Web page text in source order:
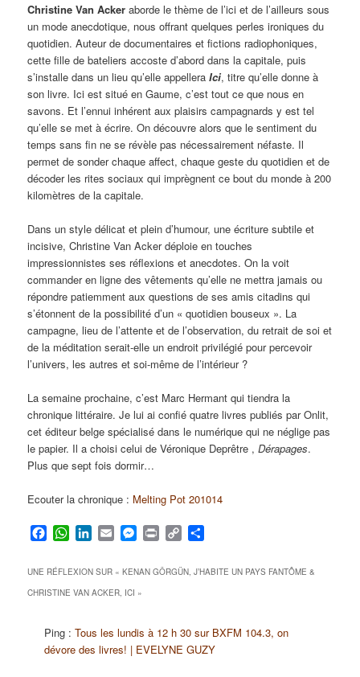
Christine Van Acker aborde le thème de l’ici et de l’ailleurs sous
un mode anecdotique, nous offrant quelques perles ironiques du
quotidien. Auteur de documentaires et fictions radiophoniques,
cette fille de bateliers accoste d’abord dans la capitale, puis
s’installe dans un lieu qu’elle appelleraIci, titre qu’elle donne à
son livre. Ici est situé en Gaume, c’est tout ce que nous en
savons. Et l’ennui inhérent aux plaisirs campagnards y est tel
qu’elle se met à écrire. On découvre alors que le sentiment du
temps sans fin ne se révèle pas nécessairement néfaste. Il
permet de sonder chaque affect, chaque geste du quotidien et de
décoder les rites sociaux qui imprègnent ce bout du monde à 200
kilomètres de la capitale.
Dans un style délicat et plein d’humour, une écriture subtile et
incisive, Christine Van Acker déploie en touches
impressionnistes ses réflexions et anecdotes. On la voit
commander en ligne des vêtements qu’elle ne mettra jamais ou
répondre patiemment aux questions de ses amis citadins qui
s’étonnent de la possibilité d’un « quotidien bouseux ». La
campagne, lieu de l’attente et de l’observation, du retrait de soi et
de la méditation serait-elle un endroit privilégié pour percevoir
l’univers, les autres et soi-même de l’intérieur ?
La semaine prochaine, c’est Marc Hermant qui tiendra la
chronique littéraire. Je lui ai confié quatre livres publiés par Onlit,
cet éditeur belge spécialisé dans le numérique qui ne néglige pas
le papier. Il a choisi celui de Véronique Deprêtre ,Dérapages.
Plus que sept fois dormir…
Ecouter la chronique : Melting Pot 201014
Facebook
WhatsApp
LinkedIn
EmailMessenger
Print Copy
UNE RÉFLEXION SUR «KENAN GÖRGÜN, J’HABITE UN PAYS FANTÔME &
CHRISTINE VAN ACKER, ICI »
Ping :Tous les lundis à 12 h 30 sur BXFM 104.3, on
dévore des livres! | EVELYNE GUZY